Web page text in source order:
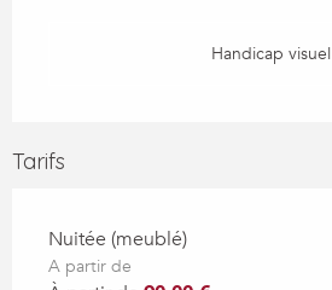
Handicap visuel
Tarifs
Nuitée (meublé)
A partir de